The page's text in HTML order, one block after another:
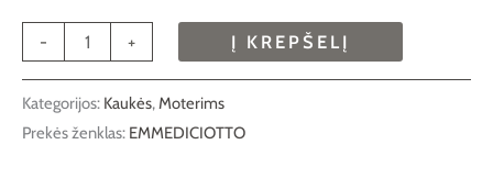
- + Į KREPŠELĮ
Kategorijos: Kaukės, Moterims
Prekės ženklas: EMMEDICIOTTO